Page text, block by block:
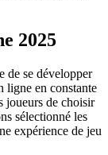
2025
de se développer
ligne en constante
joueurs de choisir
sélectionné les
expérience de jeu